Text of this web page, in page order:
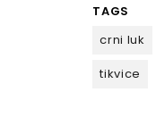
TAGS
crni luk
tikvice